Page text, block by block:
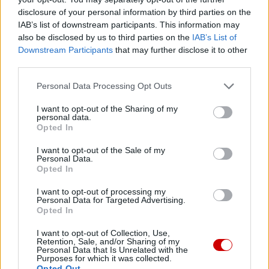
disclosure of your personal information by third parties on the
IAB’s list of downstream participants. This information may
also be disclosed by us to third parties on the IAB’s List of
Downstream Participants that may further disclose it to other
Personal Data Processing Opt Outs
I want to opt-out of the Sharing of my
personal data.
Opted In
I want to opt-out of the Sale of my
Personal Data.
Opted In
I want to opt-out of processing my
Personal Data for Targeted Advertising.
Opted In
I want to opt-out of Collection, Use,
Retention, Sale, and/or Sharing of my
Personal Data that Is Unrelated with the
Purposes for which it was collected.
Następna
Najnowsze
Nuncjusz na Ukrainie: wojna wciąż pochłania ofiary
06 sierpnia 2026 | 15:59
Papież do młodych w Asyżu: idźcie na peryferie i budujcie
06 sierpnia 2026 | 14:51
Kardynał Aveline: dla Avvenire o odrodzeniu wiary we Francji
06 sierpnia 2026 | 14:32
ZaMisje.pl – serwis Diakonii Misyjnej Ruchu Światło-Życie
06 sierpnia 2026 | 14:02
Wyruszyła piesza pielgrzymka na Jasną Górę